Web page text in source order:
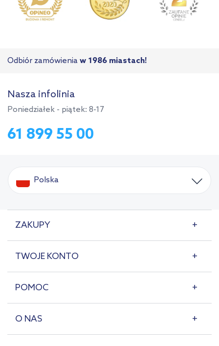
Odbiór zamówienia w 1986 miastach!
Nasza infolinia
Poniedziałek - piątek: 8-17
61 899 55 00
Polska
ZAKUPY
TWOJE KONTO
POMOC
O NAS